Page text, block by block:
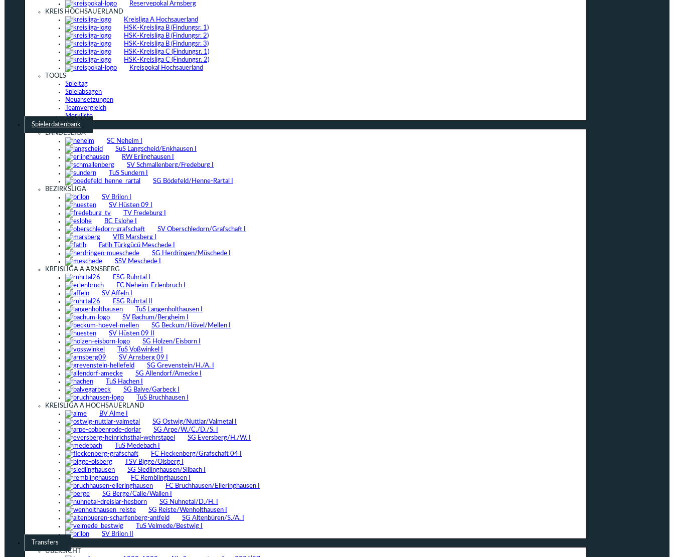
Reservepokal Arnsberg
KREIS HOCHSAUERLAND
Kreisliga A Hochsauerland
HSK-Kreisliga B (Findungsr. 1)
HSK-Kreisliga B (Findungsr. 2)
HSK-Kreisliga B (Findungsr. 3)
HSK-Kreisliga C (Findungsr. 1)
HSK-Kreisliga C (Findungsr. 2)
Kreispokal Hochsauerland
TOOLS
Spieltag
Spielabsagen
Neuansetzungen
Teamvergleich
Merkliste
Spielerdatenbank
LANDESLIGA
SC Neheim I
SuS Langscheid/Enkhausen I
RW Erlinghausen I
SV Schmallenberg/Fredeburg I
TuS Sundern I
SG Bödefeld/Henne-Rartal I
BEZIRKSLIGA
SV Brilon I
SV Hüsten 09 I
TV Fredeburg I
BC Eslohe I
SV Oberschledorn/Grafschaft I
VfB Marsberg I
Fatih Türkgücü Meschede I
SG Herdringen/Müschede I
SSV Meschede I
KREISLIGA A ARNSBERG
FSG Ruhrtal I
FC Neheim-Erlenbruch I
SV Affeln I
FSG Ruhrtal II
TuS Langenholthausen I
SV Bachum/Bergheim I
SG Beckum/Hövel/Mellen I
SV Hüsten 09 II
SG Holzen/Eisborn I
TuS Voßwinkel I
SV Arnsberg 09 I
SG Grevenstein/H./A. I
SG Allendorf/Amecke I
TuS Hachen I
SG Balve/Garbeck I
TuS Bruchhausen I
KREISLIGA A HOCHSAUERLAND
BV Alme I
SG Ostwig/Nuttlar/Valmetal I
SG Arpe/W./C./D./S. I
SG Eversberg/H./W. I
TuS Medebach I
FC Fleckenberg/Grafschaft 04 I
TSV Bigge/Olsberg I
SG Siedlinghausen/Silbach I
FC Remblinghausen I
FC Bruchhausen/Elleringhausen I
SG Berge/Calle/Wallen I
SG Nuhnetal/D./H. I
SG Reiste/Wenholthausen I
SG Altenbüren/S./A. I
TuS Velmede/Bestwig I
SV Brilon II
Transfers
ÜBERSICHT